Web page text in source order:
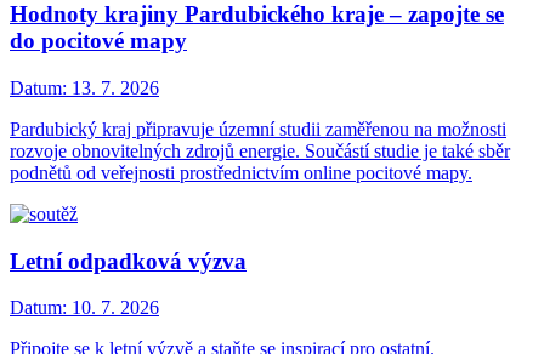
Hodnoty krajiny Pardubického kraje – zapojte se
do pocitové mapy
Datum: 13. 7. 2026
Pardubický kraj připravuje územní studii zaměřenou na možnosti
rozvoje obnovitelných zdrojů energie. Součástí studie je také sběr
podnětů od veřejnosti prostřednictvím online pocitové mapy.
Letní odpadková výzva
Datum: 10. 7. 2026
Připojte se k letní výzvě a staňte se inspirací pro ostatní.